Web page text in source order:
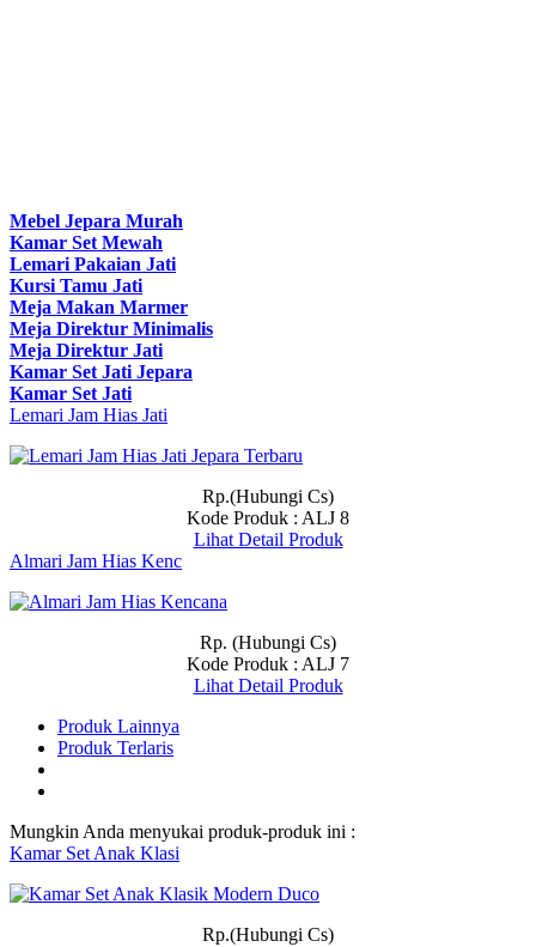
Mebel Jepara Murah
Kamar Set Mewah
Lemari Pakaian Jati
Kursi Tamu Jati
Meja Makan Marmer
Meja Direktur Minimalis
Meja Direktur Jati
Kamar Set Jati Jepara
Kamar Set Jati
Lemari Jam Hias Jati
Rp.(Hubungi Cs)
Kode Produk : ALJ 8
Lihat Detail Produk
Almari Jam Hias Kenc
Rp. (Hubungi Cs)
Kode Produk : ALJ 7
Lihat Detail Produk
Produk Lainnya
Produk Terlaris
Mungkin Anda menyukai produk-produk ini :
Kamar Set Anak Klasi
Rp.(Hubungi Cs)